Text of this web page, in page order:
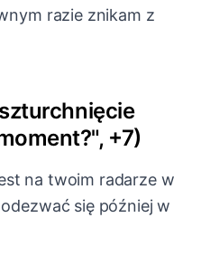
razie znikam z
+7)
na twoim radarze w
się później w